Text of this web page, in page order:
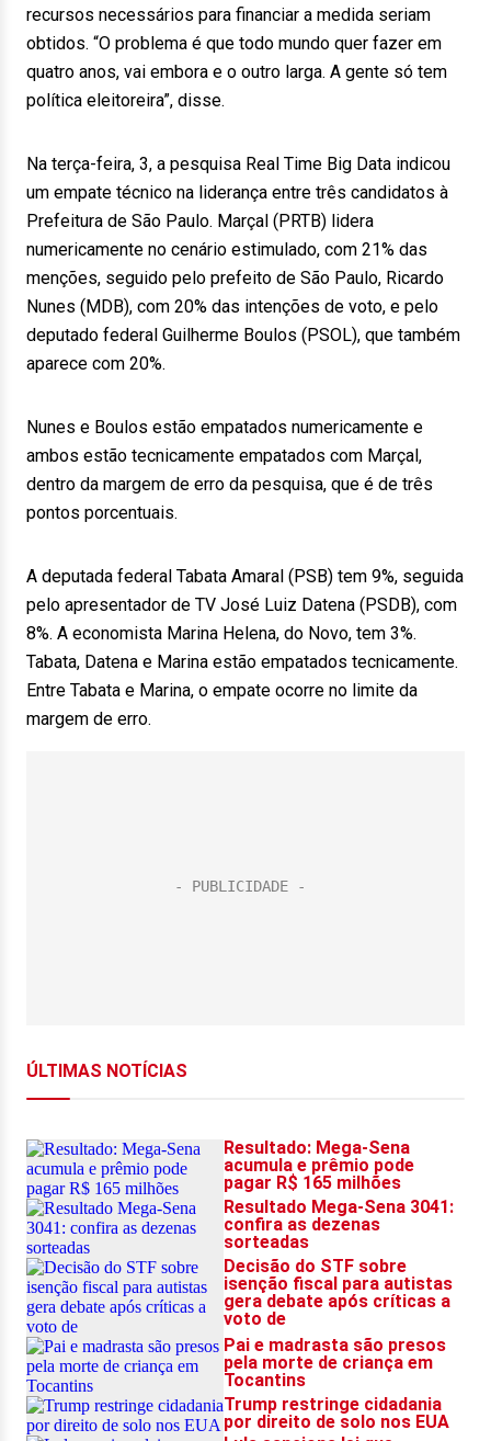
recursos necessários para financiar a medida seriam
obtidos. “O problema é que todo mundo quer fazer em
quatro anos, vai embora e o outro larga. A gente só tem
política eleitoreira”, disse.
Na terça-feira, 3, a pesquisa Real Time Big Data indicou
um empate técnico na liderança entre três candidatos à
Prefeitura de São Paulo. Marçal (PRTB) lidera
numericamente no cenário estimulado, com 21% das
menções, seguido pelo prefeito de São Paulo, Ricardo
Nunes (MDB), com 20% das intenções de voto, e pelo
deputado federal Guilherme Boulos (PSOL), que também
aparece com 20%.
Nunes e Boulos estão empatados numericamente e
ambos estão tecnicamente empatados com Marçal,
dentro da margem de erro da pesquisa, que é de três
pontos porcentuais.
A deputada federal Tabata Amaral (PSB) tem 9%, seguida
pelo apresentador de TV José Luiz Datena (PSDB), com
8%. A economista Marina Helena, do Novo, tem 3%.
Tabata, Datena e Marina estão empatados tecnicamente.
Entre Tabata e Marina, o empate ocorre no limite da
margem de erro.